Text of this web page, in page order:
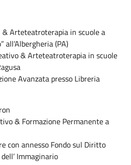
Arteteatroterapia in scuole a
all’Albergheria (PA)
& Arteteatroterapia in scuole
Avanzata presso Libreria
& Formazione Permanente a
con annesso Fondo sul Diritto
Immaginario